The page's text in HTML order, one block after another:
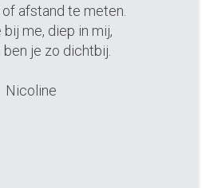
afstand te meten.
bij me, diep in mij,
ben je zo dichtbij.
Nicoline